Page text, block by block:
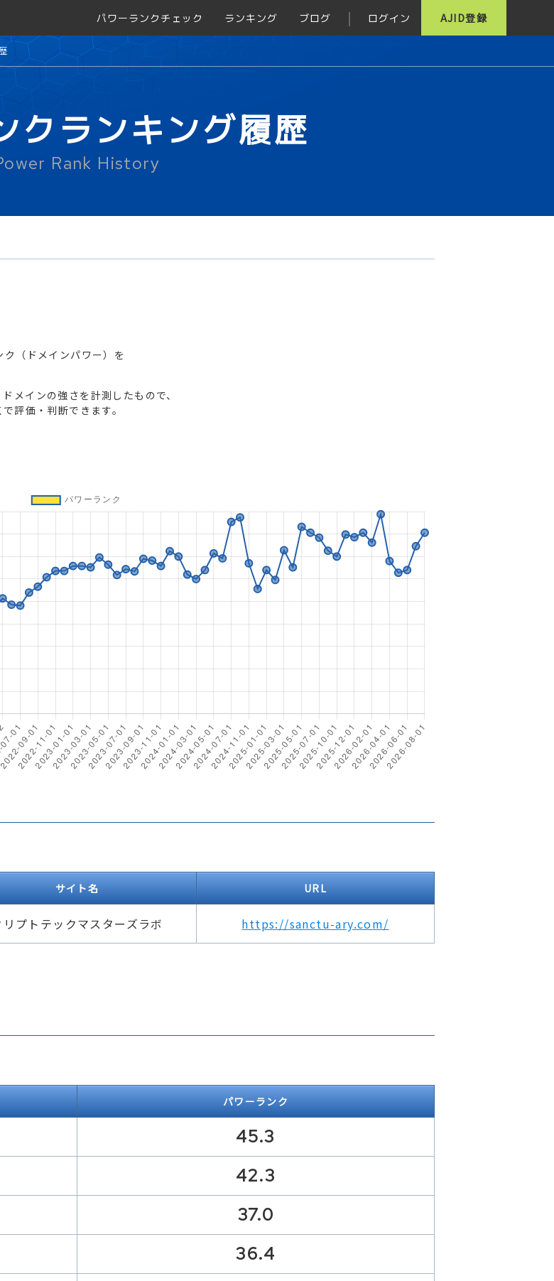
パワーランクチェック ランキング ブログ ログイン AJID登録
クランキング履歴
Rank History
（ドメインパワー）を
メインの強さを計測したもので、
評価・判断できます。
サイト名 URL
リプトテックマスターズラボ https://sanctu-ary.com/
パワーランク
45.3
42.3
37.0
36.4